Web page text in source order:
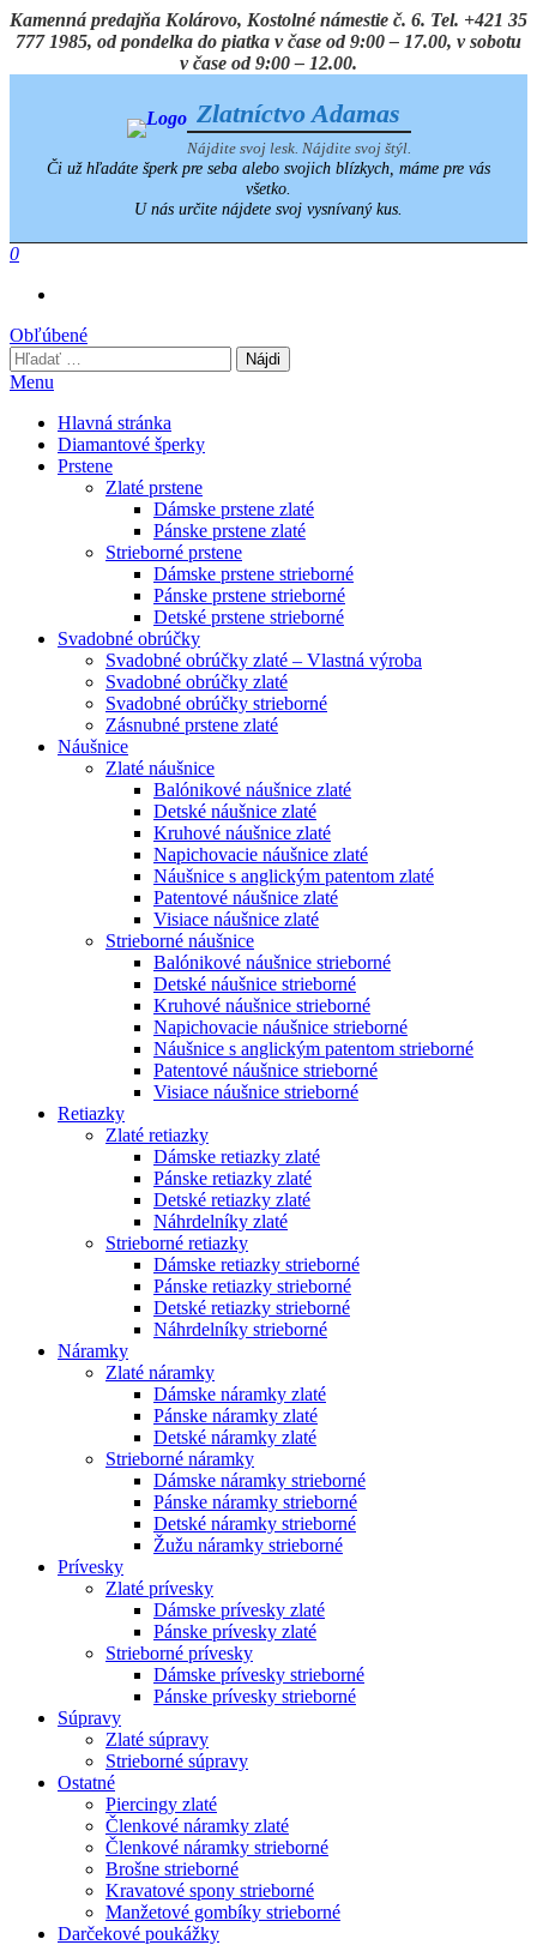
Preskočiť
na
Kamenná predajňa Kolárovo, Kostolné námestie č. 6. Tel. +421 35
777 1985, od pondelka do piatka v čase od 9:00 – 17.00, v sobotu
v čase od 9:00 – 12.00.
Zlatníctvo Adamas
Nájdite svoj lesk. Nájdite svoj štýl.
Či už hľadáte šperk pre seba alebo svojich blízkych, máme pre vás
všetko.
U nás určite nájdete svoj vysnívaný kus.
0
Obľúbené
Hľadať:
Menu
Hlavná stránka
Diamantové šperky
Prstene
Zlaté prstene
Dámske prstene zlaté
Pánske prstene zlaté
Strieborné prstene
Dámske prstene strieborné
Pánske prstene strieborné
Detské prstene strieborné
Svadobné obrúčky
Svadobné obrúčky zlaté – Vlastná výroba
Svadobné obrúčky zlaté
Svadobné obrúčky strieborné
Zásnubné prstene zlaté
Náušnice
Zlaté náušnice
Balónikové náušnice zlaté
Detské náušnice zlaté
Kruhové náušnice zlaté
Napichovacie náušnice zlaté
Náušnice s anglickým patentom zlaté
Patentové náušnice zlaté
Visiace náušnice zlaté
Strieborné náušnice
Balónikové náušnice strieborné
Detské náušnice strieborné
Kruhové náušnice strieborné
Napichovacie náušnice strieborné
Náušnice s anglickým patentom strieborné
Patentové náušnice strieborné
Visiace náušnice strieborné
Retiazky
Zlaté retiazky
Dámske retiazky zlaté
Pánske retiazky zlaté
Detské retiazky zlaté
Náhrdelníky zlaté
Strieborné retiazky
Dámske retiazky strieborné
Pánske retiazky strieborné
Detské retiazky strieborné
Náhrdelníky strieborné
Náramky
Zlaté náramky
Dámske náramky zlaté
Pánske náramky zlaté
Detské náramky zlaté
Strieborné náramky
Dámske náramky strieborné
Pánske náramky strieborné
Detské náramky strieborné
Žužu náramky strieborné
Prívesky
Zlaté prívesky
Dámske prívesky zlaté
Pánske prívesky zlaté
Strieborné prívesky
Dámske prívesky strieborné
Pánske prívesky strieborné
Súpravy
Zlaté súpravy
Strieborné súpravy
Ostatné
Piercingy zlaté
Členkové náramky zlaté
Členkové náramky strieborné
Brošne strieborné
Kravatové spony strieborné
Manžetové gombíky strieborné
Darčekové poukážky